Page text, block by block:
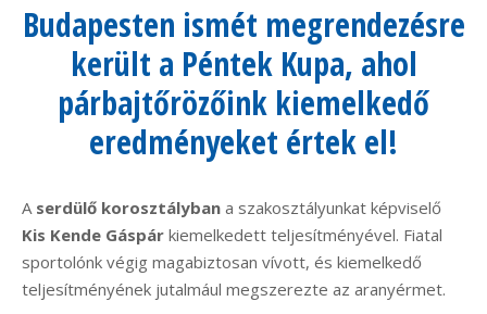
Budapesten ismét megrendezésre
került a Péntek Kupa, ahol
párbajtőrözőink kiemelkedő
eredményeket értek el!
A serdülő korosztályban a szakosztályunkat képviselő
Kis Kende Gáspár kiemelkedett teljesítményével. Fiatal
sportolónk végig magabiztosan vívott, és kiemelkedő
teljesítményének jutalmául megszerezte az aranyérmet.